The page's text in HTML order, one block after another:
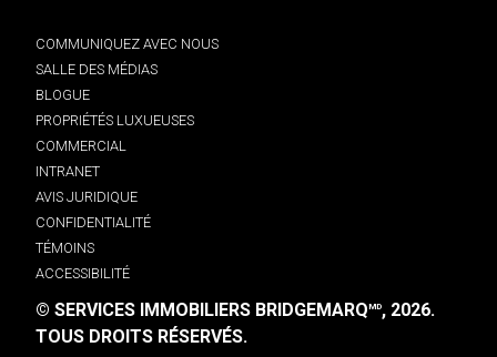
COMMUNIQUEZ AVEC NOUS
SALLE DES MÉDIAS
BLOGUE
PROPRIÉTÉS LUXUEUSES
COMMERCIAL
INTRANET
AVIS JURIDIQUE
CONFIDENTIALITÉ
TÉMOINS
ACCESSIBILITÉ
© SERVICES IMMOBILIERS BRIDGEMARQMD, 2026.
TOUS DROITS RÉSERVÉS.